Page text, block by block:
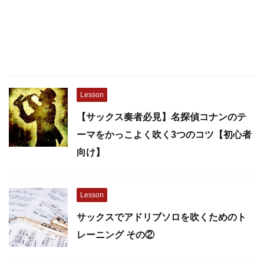
Lesson
【サックス奏者必見】名探偵コナンのテ
ーマをかっこよく吹く3つのコツ【初心者
向け】
Lesson
サックスでアドリブソロを吹くためのト
レーニング その②